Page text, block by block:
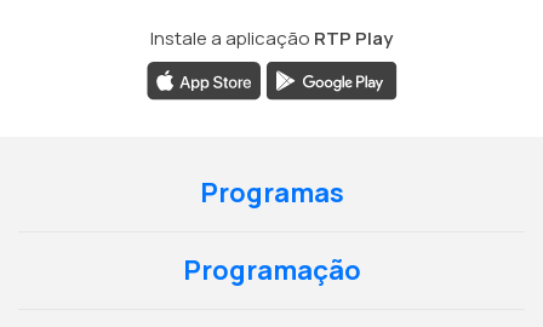
Instale a aplicação RTP Play
Programas
Programação